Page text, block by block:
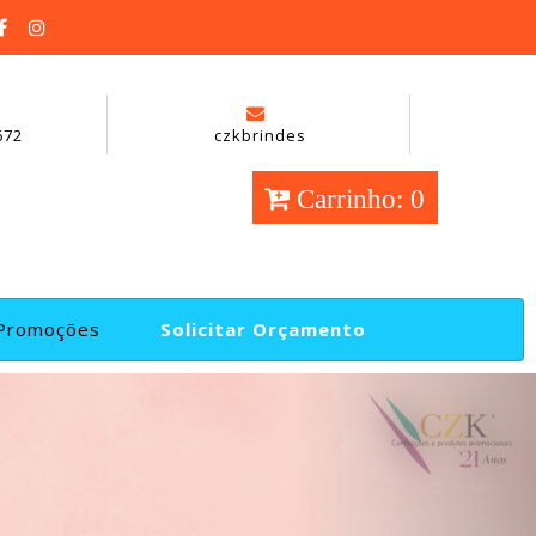
czkbrindes
Carrinho: 0
Solicitar Orçamento